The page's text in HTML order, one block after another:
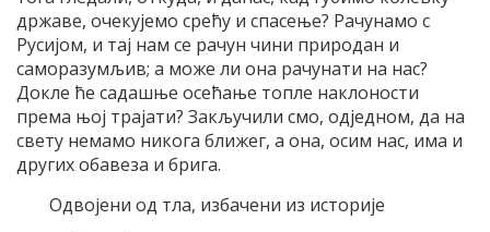
државе, очекујемо срећу и спасење? Рачунамо с
Русијом, и тај нам се рачун чини природан и
саморазумљив; а може ли она рачунати на нас?
Докле ће садашње осећање топле наклоности
према њој трајати? Закључили смо, одједном, да на
свету немамо никога ближег, а она, осим нас, има и
других обавеза и брига.
Одвојени од тла, избачени из историје